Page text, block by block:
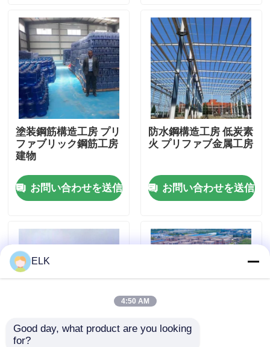
製品
わたしたち に つい て
工場 ツアー
品質管理
連絡 ください
ニュース
事件
引金 を 求め て ください
鋼鉄構造物 倉庫
塗装鋼筋構造工房 プリ
ファブリック鋼筋工房
建物
お問い合わせを送信
防水鋼構造工房 低炭素
火 プリファブ金属工房
お問い合わせを送信
PVDF/PTFE/PVC覆い
ELK
4:50 AM
Good day, what product are you looking
for?